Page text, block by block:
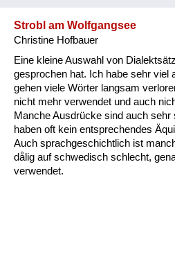
Strobl am Wolfgangsee
Christine Hofbauer
Eine kleine Auswahl von
gesprochen hat. Ich habe sehr viel
gehen viele Wörter langsam
nicht mehr verwendet und auch
Manche Ausdrücke sind auch sehr
haben oft kein entsprechendes
Auch sprachgeschichtlich ist
dålig auf schwedisch schlecht,
verwendet.